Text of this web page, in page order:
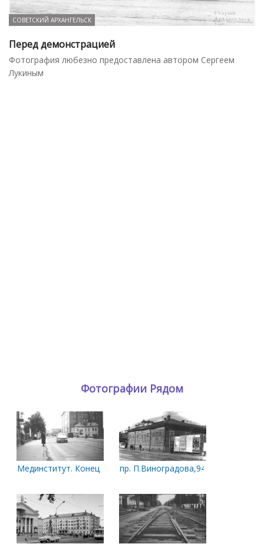
СОВЕТСКИЙ АРХАНГЕЛЬСК
Перед демонстрацией
Фотография любезно предоставлена автором Сергеем
Лукиным
Фотографии Рядом
Мединститут. Конец 50-х-начало 60-хпр. П.Виноградова,94. Бывший дом